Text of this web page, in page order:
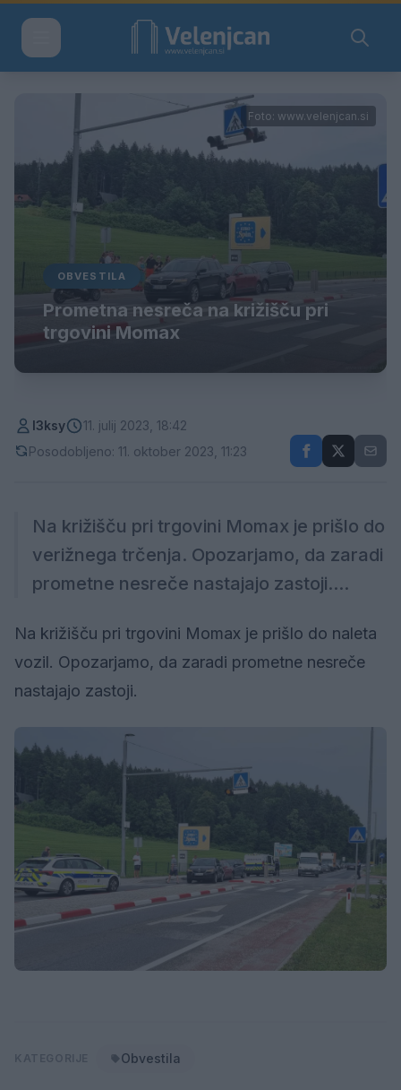
Foto: www.velenjcan.si
OBVESTILA
Prometna nesreča na križišču pri
trgovini Momax
l3ksy
11. julij 2023, 18:42
Posodobljeno: 11. oktober 2023, 11:23
Na križišču pri trgovini Momax je prišlo do
verižnega trčenja. Opozarjamo, da zaradi
prometne nesreče nastajajo zastoji....
Na križišču pri trgovini Momax je prišlo do naleta
vozil. Opozarjamo, da zaradi prometne nesreče
nastajajo zastoji.
Obvestila